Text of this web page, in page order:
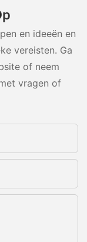
en ideeën en
vereisten. Ga
of neem
vragen of